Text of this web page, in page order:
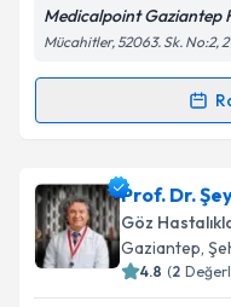
Kişisel
Metni'ni
Medicalpoint Gaziantep
Mücahitler, 52063. Sk. No:2,
Randevu
Op. Dr. İrfan
oluşturun. Size bu
takvim
Prof. Dr.
Göz
Gaziantep,
4.8 (2